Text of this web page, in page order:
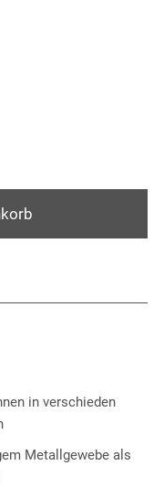
in verschieden
Metallgewebe als